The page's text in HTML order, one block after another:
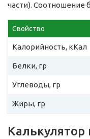
части). Соотношение
Свойство
Калорийность, кКал
Белки, гр
Углеводы, гр
Жиры, гр
Калькулятор